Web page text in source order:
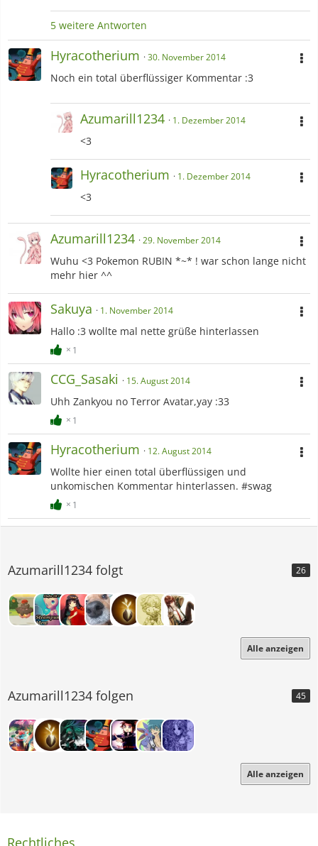
5 weitere Antworten
Hyracotherium 30. November 2014
Noch ein total überflüssiger Kommentar :3
Azumarill1234 1. Dezember 2014
<3
Hyracotherium 1. Dezember 2014
<3
Azumarill1234 29. November 2014
Wuhu <3 Pokemon RUBIN *~* ! war schon lange nicht
mehr hier ^^
Sakuya 1. November 2014
Hallo :3 wollte mal nette grüße hinterlassen
1
CCG_Sasaki 15. August 2014
Uhh Zankyou no Terror Avatar,yay :33
1
Hyracotherium 12. August 2014
Wollte hier einen total überflüssigen und
unkomischen Kommentar hinterlassen. #swag
1
Azumarill1234 folgt 26
Alle anzeigen
Azumarill1234 folgen 45
Alle anzeigen
Rechtliches